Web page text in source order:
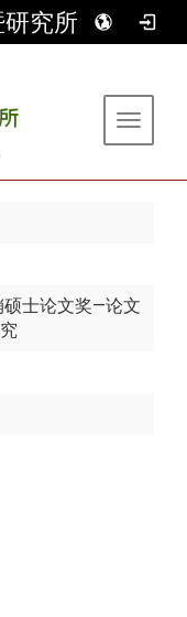
究所
Toggle
士论文奖—论文